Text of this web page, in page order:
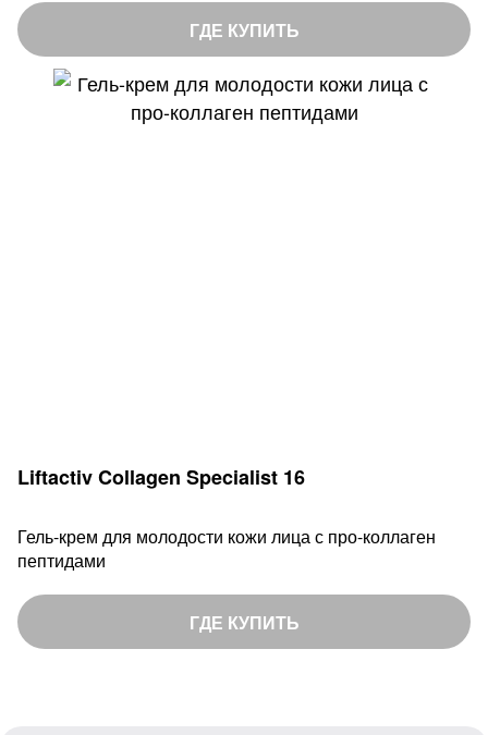
ГДЕ КУПИТЬ
Liftactiv Collagen Specialist 16
Гель-крем для молодости кожи лица с про-коллаген
пептидами
ГДЕ КУПИТЬ